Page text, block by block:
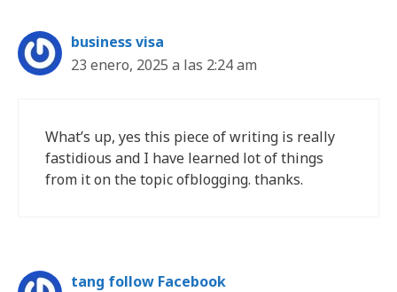
business visa
23 enero, 2025 a las 2:24 am
What’s up, yes this piece of writing is really
fastidious and I have learned lot of things
from it on the topic ofblogging. thanks.
tang follow Facebook